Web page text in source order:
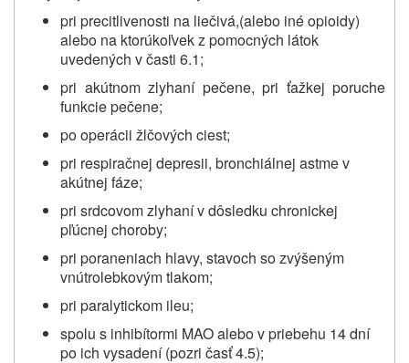
pri precitlivenosti na liečivá,(alebo iné opioidy)
alebo na ktorúkoľvek z pomocných látok
uvedených v časti 6.1;
pri akútnom zlyhaní pečene, pri ťažkej poruche
funkcie pečene;
po operácii žlčových ciest;
pri respiračnej depresii, bronchiálnej astme v
akútnej fáze;
pri srdcovom zlyhaní v dôsledku chronickej
pľúcnej choroby;
pri poraneniach hlavy, stavoch so zvýšeným
vnútrolebkovým tlakom;
pri paralytickom ileu;
spolu s inhibítormi MAO alebo v priebehu 14 dní
po ich vysadení (pozri časť 4.5);